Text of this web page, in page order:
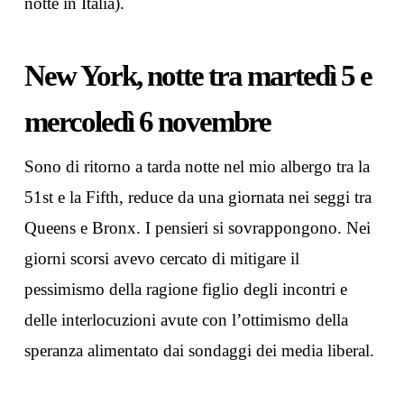
New York, notte tra martedì 5 e
mercoledì 6 novembre
Sono di ritorno a tarda notte nel mio albergo tra la
51st e la Fifth, reduce da una giornata nei seggi tra
Queens e Bronx. I pensieri si sovrappongono. Nei
giorni scorsi avevo cercato di mitigare il
pessimismo della ragione figlio degli incontri e
delle interlocuzioni avute con l’ottimismo della
speranza alimentato dai sondaggi dei media liberal.